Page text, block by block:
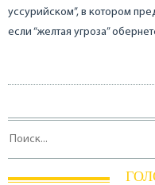
уссурийском”, в котором
если “желтая угроза”